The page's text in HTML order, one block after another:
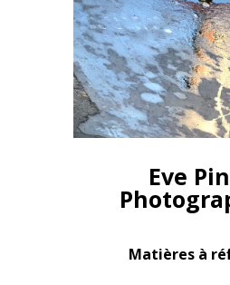
Eve
Matières à